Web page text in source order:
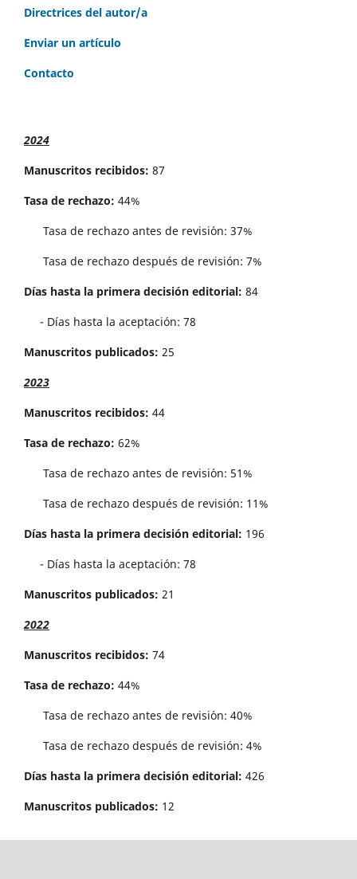
Directrices del autor/a
Enviar un artículo
Contacto
2024
Manuscritos recibidos: 87
Tasa de rechazo: 44%
Tasa de rechazo antes de revisi´on: 37%
Tasa de rechazo después de revisión: 7%
Días hasta la primera decisión editorial: 84
- Días hasta la aceptación: 78
Manuscritos publicados: 25
2023
Manuscritos recibidos: 44
Tasa de rechazo: 62%
Tasa de rechazo antes de revisi´on: 51%
Tasa de rechazo después de revisión: 11%
Días hasta la primera decisión editorial: 196
- Días hasta la aceptación: 78
Manuscritos publicados: 21
2022
Manuscritos recibidos: 74
Tasa de rechazo: 44%
Tasa de rechazo antes de revisi´on: 40%
Tasa de rechazo después de revisión: 4%
Días hasta la primera decisión editorial: 426
Manuscritos publicados: 12